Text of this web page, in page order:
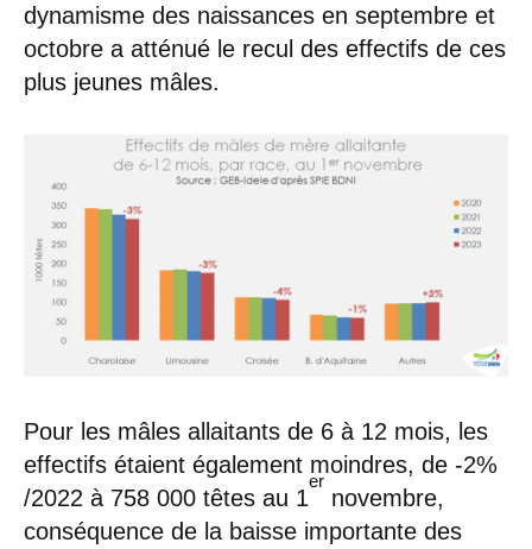
dynamisme des naissances en septembre et
octobre a atténué le recul des effectifs de ces
plus jeunes mâles.
Pour les mâles allaitants de 6 à 12 mois, les
effectifs étaient également moindres, de -2%
/2022 à 758 000 têtes au 1
er
novembre,
conséquence de la baisse importante des